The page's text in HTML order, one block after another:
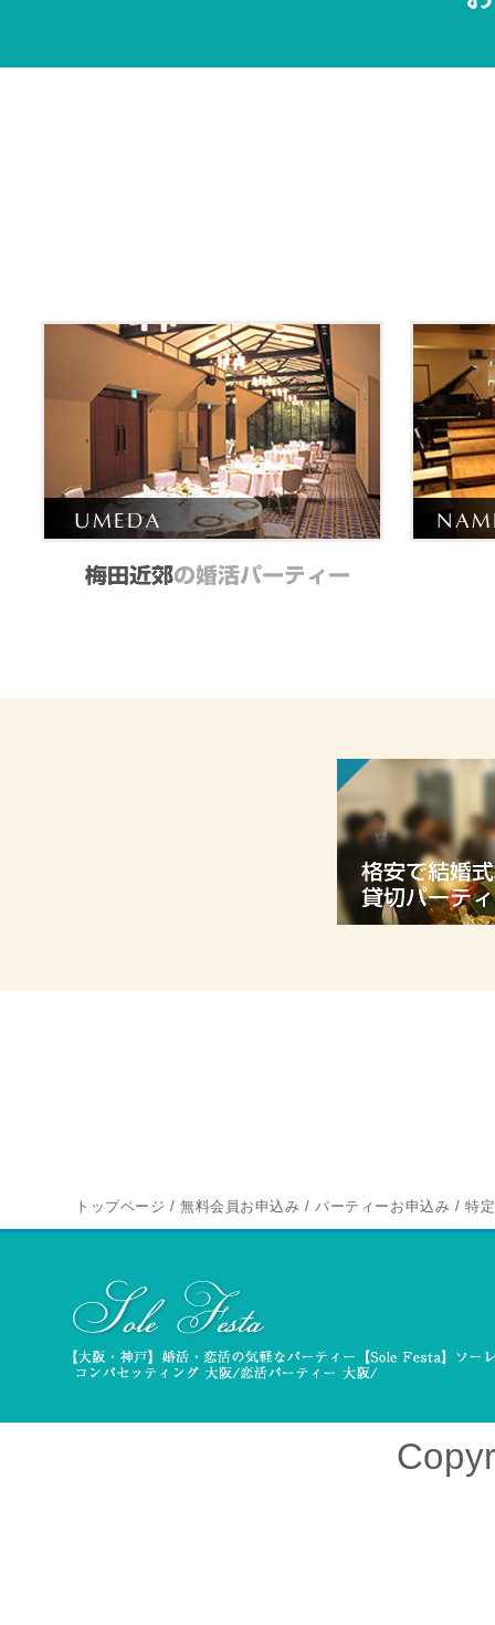
トップページ /無料会員お申込み /パーティーお申込み / 特